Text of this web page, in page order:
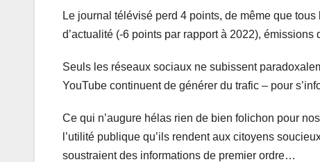
Le journal télévisé perd 4 points, de même que
d’actualité (-6 points par rapport à 2022),
Seuls les réseaux sociaux ne subissent
YouTube continuent de générer du trafic – pour
Ce qui n’augure hélas rien de bien folichon pour
l’utilité publique qu’ils rendent aux citoyens
soustraient des informations de premier ordre…